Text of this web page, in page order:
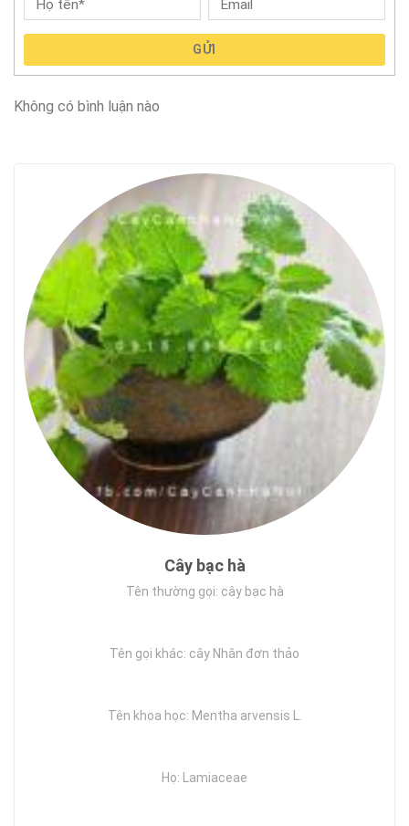
GỬI
Không có bình luận nào
Cây bạc hà
Tên thường gọi: cây bạc hà
Tên gọi khác: cây Nhân đơn thảo
Tên khoa học: Mentha arvensis L.
Họ: Lamiaceae